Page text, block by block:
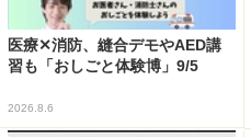
医療✕消防、縫合デモやAED講
習も「おしごと体験博」9/5
2026.8.6